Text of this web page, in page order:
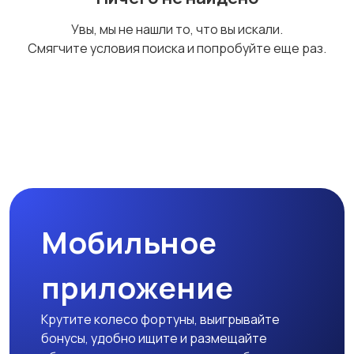
Садовая мебель
Шкафы и комоды Другое
Увы, мы не нашли то, что вы искали.
Смягчите условия поиска и попробуйте еще раз.
Мобильное
приложение
Крутите колесо фортуны, выигрывайте
бонусы, удобно ищите и размещайте